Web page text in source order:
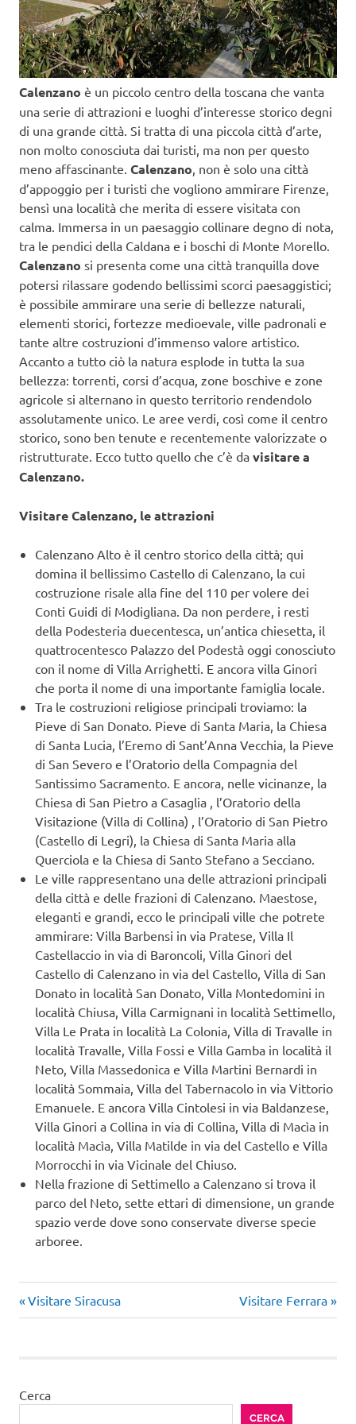
Calenzano è un piccolo centro della toscana che vanta
una serie di attrazioni e luoghi d’interesse storico degni
di una grande città. Si tratta di una piccola città d’arte,
non molto conosciuta dai turisti, ma non per questo
meno affascinante. Calenzano, non è solo una città
d’appoggio per i turisti che vogliono ammirare Firenze,
bensì una località che merita di essere visitata con
calma. Immersa in un paesaggio collinare degno di nota,
tra le pendici della Caldana e i boschi di Monte Morello.
Calenzano si presenta come una città tranquilla dove
potersi rilassare godendo bellissimi scorci paesaggistici;
è possibile ammirare una serie di bellezze naturali,
elementi storici, fortezze medioevale, ville padronali e
tante altre costruzioni d’immenso valore artistico.
Accanto a tutto ciò la natura esplode in tutta la sua
bellezza: torrenti, corsi d’acqua, zone boschive e zone
agricole si alternano in questo territorio rendendolo
assolutamente unico. Le aree verdi, così come il centro
storico, sono ben tenute e recentemente valorizzate o
ristrutturate. Ecco tutto quello che c’è da visitare a
Calenzano.
Visitare Calenzano, le attrazioni
Calenzano Alto è il centro storico della città; qui
domina il bellissimo Castello di Calenzano, la cui
costruzione risale alla fine del 110 per volere dei
Conti Guidi di Modigliana. Da non perdere, i resti
della Podesteria duecentesca, un’antica chiesetta, il
quattrocentesco Palazzo del Podestà oggi conosciuto
con il nome di Villa Arrighetti. E ancora villa Ginori
che porta il nome di una importante famiglia locale.
Tra le costruzioni religiose principali troviamo: la
Pieve di San Donato. Pieve di Santa Maria, la Chiesa
di Santa Lucia, l’Eremo di Sant’Anna Vecchia, la Pieve
di San Severo e l’Oratorio della Compagnia del
Santissimo Sacramento. E ancora, nelle vicinanze, la
Chiesa di San Pietro a Casaglia , l’Oratorio della
Visitazione (Villa di Collina) , l’Oratorio di San Pietro
(Castello di Legri), la Chiesa di Santa Maria alla
Querciola e la Chiesa di Santo Stefano a Secciano.
Le ville rappresentano una delle attrazioni principali
della città e delle frazioni di Calenzano. Maestose,
eleganti e grandi, ecco le principali ville che potrete
ammirare: Villa Barbensi in via Pratese, Villa Il
Castellaccio in via di Baroncoli, Villa Ginori del
Castello di Calenzano in via del Castello, Villa di San
Donato in località San Donato, Villa Montedomini in
località Chiusa, Villa Carmignani in località Settimello,
Villa Le Prata in località La Colonia, Villa di Travalle in
località Travalle, Villa Fossi e Villa Gamba in località il
Neto, Villa Massedonica e Villa Martini Bernardi in
località Sommaia, Villa del Tabernacolo in via Vittorio
Emanuele. E ancora Villa Cintolesi in via Baldanzese,
Villa Ginori a Collina in via di Collina, Villa di Macìa in
località Macìa, Villa Matilde in via del Castello e Villa
Morrocchi in via Vicinale del Chiuso.
Nella frazione di Settimello a Calenzano si trova il
parco del Neto, sette ettari di dimensione, un grande
spazio verde dove sono conservate diverse specie
arboree.
Navigazione
Articolo
precedente:
Visitare Siracusa
Articolo
successivo:
Visitare Ferrara
Cerca
CERCA